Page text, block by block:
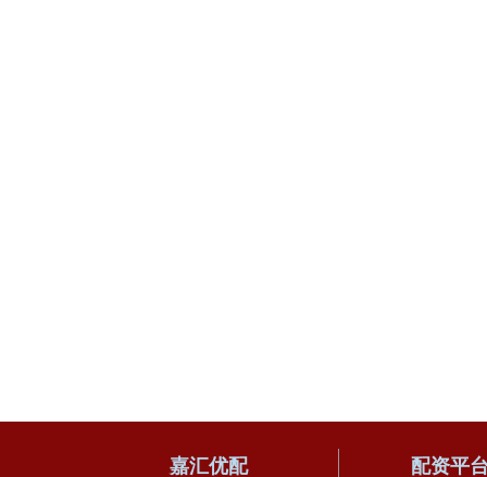
嘉汇优配 配资平